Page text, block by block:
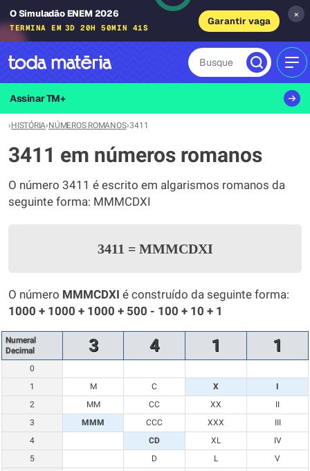
O Simuladão ENEM 2026
TERMINA EM 3D 20H 50MIN 41S
Garantir vaga
×
Busque
Assinar TM+
›HISTÓRIA›NÚMEROS ROMANOS›3411
3411 em números romanos
O número 3411 é escrito em algarismos romanos da
seguinte forma: MMMCDXI
3411 =MMMCDXI
O número MMMCDXI é construído da seguinte forma:
1000 + 1000 + 1000 + 500 - 100 + 10 + 1
Numeral
Decimal
3 4 1 1
0
1
M C X
I
2
MM CC XX
II
3
MMM CCC XXX
III
4
CD XL
IV
5
D L
V